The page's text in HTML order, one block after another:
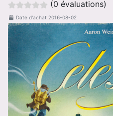
(0 évaluations)
Date d'achat 2016-08-02